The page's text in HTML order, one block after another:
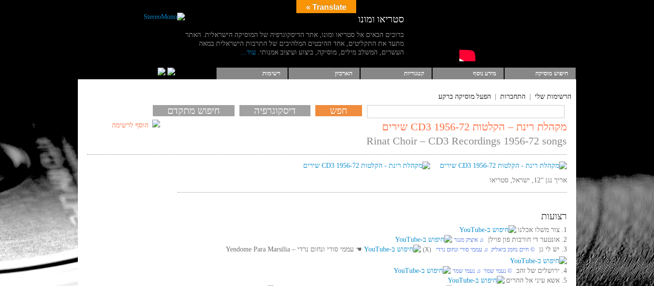
סטריאו ומונו
ברוכים הבאים אל סטריאו ומונו, אתר הדיסקוגרפיה של המוסיקה הישראלית. האתר
מתעד את התקליטים, אחד ההיבטים המלהיבים של התרבות הישראלית במאה
העשרים, המשלב מילים, מוסיקה, ביצוע ועיצוב אמנותי. עוד...
חיפוש מוסיקה מידע נוסף קטגוריות הארכיון רשימות
הרשימות שלי התחברות הפעל מוסיקה ברקע
דיסקוגרפיה חיפוש מתקדם
הוסף לרשימה
מקהלת רינת – הקלטות 1956-72 CD3 שירים
Rinat Choir – CD3 Recordings 1956-72 songs
אריך נגן “12, ישראל, סטריאו
רצועות
1. צור משלו אכלנו
2. אונטער די חורבות פון פוילן
‏ ♫ איציק מנגר
3. יש לי גן ‏ © חיים נחמן ביאליק‏ ♫ עממי סורי ונחום נרדי (X)
☚ עממי סורי ונחום נרדי – Yendome Para Marsilia
4. ירושלים של זהב ‏ © נעמי שמר‏ ♫ נעמי שמר
5. אשא עיני אל ההרים
Translate »